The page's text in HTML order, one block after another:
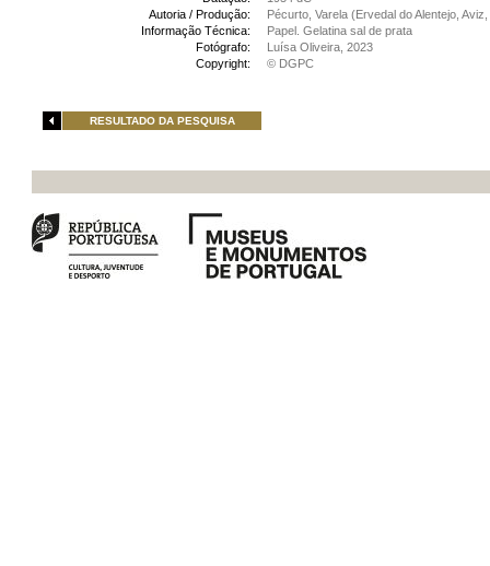
Autoria / Produção:
Pécurto, Varela (Ervedal do Alentejo,
Informação Técnica:
Papel. Gelatina sal de prata
Fotógrafo:
Luísa Oliveira, 2023
Copyright:
© DGPC
RESULTADO DA PESQUISA